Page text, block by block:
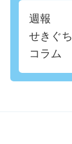
週報
せきぐち
コラム